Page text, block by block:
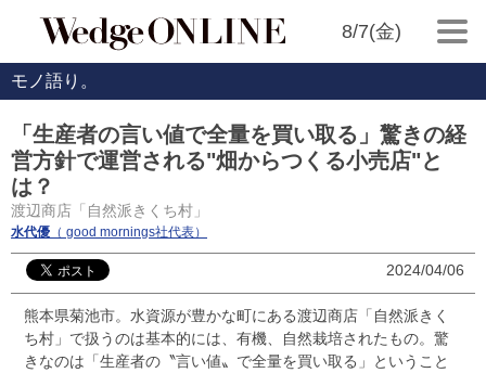
8/7(金)
モノ語り。
「生産者の言い値で全量を買い取る」驚きの経
営方針で運営される"畑からつくる小売店"と
は？
渡辺商店「自然派きくち村」
水代優 （ good mornings社代表）
2024/04/06
熊本県菊池市。水資源が豊かな町にある渡辺商店「自然派きく
ち村」で扱うのは基本的には、有機、自然栽培されたもの。驚
きなのは「生産者の〝言い値〟で全量を買い取る」ということ